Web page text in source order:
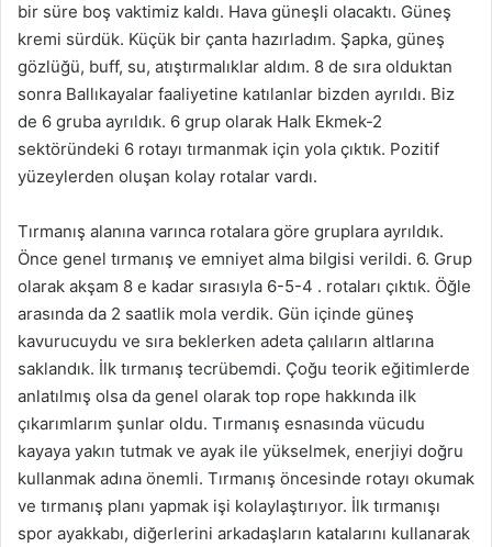
bir süre boş vaktimiz kaldı. Hava güneşli olacaktı. Güneş
kremi sürdük. Küçük bir çanta hazırladım. Şapka, güneş
gözlüğü, buff, su, atıştırmalıklar aldım. 8 de sıra olduktan
sonra Ballıkayalar faaliyetine katılanlar bizden ayrıldı. Biz
de 6 gruba ayrıldık. 6 grup olarak Halk Ekmek-2
sektöründeki 6 rotayı tırmanmak için yola çıktık. Pozitif
yüzeylerden oluşan kolay rotalar vardı.
Tırmanış alanına varınca rotalara göre gruplara ayrıldık.
Önce genel tırmanış ve emniyet alma bilgisi verildi. 6. Grup
olarak akşam 8 e kadar sırasıyla 6-5-4 . rotaları çıktık. Öğle
arasında da 2 saatlik mola verdik. Gün içinde güneş
kavurucuydu ve sıra beklerken adeta çalıların altlarına
saklandık. İlk tırmanış tecrübemdi. Çoğu teorik eğitimlerde
anlatılmış olsa da genel olarak top rope hakkında ilk
çıkarımlarım şunlar oldu. Tırmanış esnasında vücudu
kayaya yakın tutmak ve ayak ile yükselmek, enerjiyi doğru
kullanmak adına önemli. Tırmanış öncesinde rotayı okumak
ve tırmanış planı yapmak işi kolaylaştırıyor. İlk tırmanışı
spor ayakkabı, diğerlerini arkadaşların katalarını kullanarak